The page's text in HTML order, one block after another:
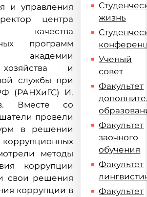
и управления
центра
качества
программ
академии
и
службы при
(РАНХиГС) И.
Вместе со
провели
в решении
методы
коррупции
свои решения
коррупции в
жизнь
Ученый
совет
Факультет
Факультет
заочного
обучения
Факультет
Факультет